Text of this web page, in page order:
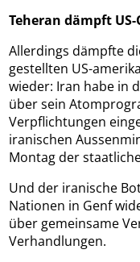
Teheran dämpft
Allerdings dämpfte
gestellten US-
wieder: Iran habe in
über sein
Verpflichtungen
iranischen
Montag der
Und der iranische
Nationen in Genf
über gemeinsame
Verhandlungen.